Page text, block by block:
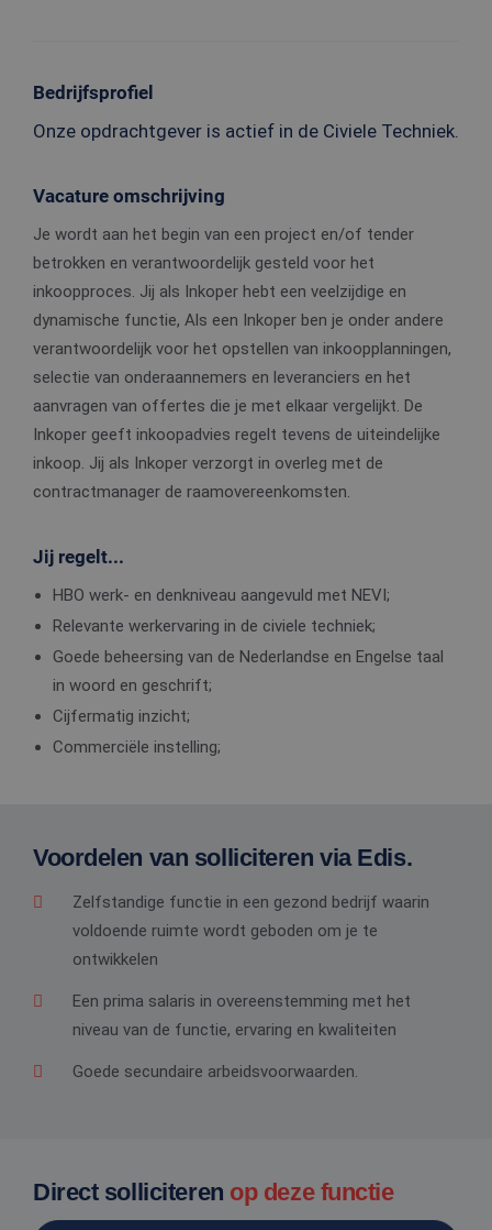
Bedrijfsprofiel
Onze opdrachtgever is actief in de Civiele Techniek.
Vacature omschrijving
Je wordt aan het begin van een project en/of tender
betrokken en verantwoordelijk gesteld voor het
inkoopproces. Jij als Inkoper hebt een veelzijdige en
dynamische functie, Als een Inkoper ben je onder andere
verantwoordelijk voor het opstellen van inkoopplanningen,
selectie van onderaannemers en leveranciers en het
aanvragen van offertes die je met elkaar vergelijkt. De
Inkoper geeft inkoopadvies regelt tevens de uiteindelijke
inkoop. Jij als Inkoper verzorgt in overleg met de
contractmanager de raamovereenkomsten.
Jij regelt...
HBO werk- en denkniveau aangevuld met NEVI;
Relevante werkervaring in de civiele techniek;
Goede beheersing van de Nederlandse en Engelse taal
in woord en geschrift;
Cijfermatig inzicht;
Commerciële instelling;
Voordelen van solliciteren via Edis.
Zelfstandige functie in een gezond bedrijf waarin
voldoende ruimte wordt geboden om je te
ontwikkelen
Een prima salaris in overeenstemming met het
niveau van de functie, ervaring en kwaliteiten
Goede secundaire arbeidsvoorwaarden.
Direct solliciteren op deze functie